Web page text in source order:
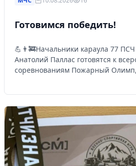
Готовимся победить!
💪👨‍🚒Начальники караула 77
Анатолий Паллас готовятся к
соревнованиям Пожарный Олимп,